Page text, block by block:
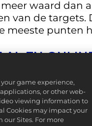
waard dan
van de
meeste
EN
het heeft
op PGA
game experience,
or other web-
viewing information to
Cookies may impact your
our Sites. For more